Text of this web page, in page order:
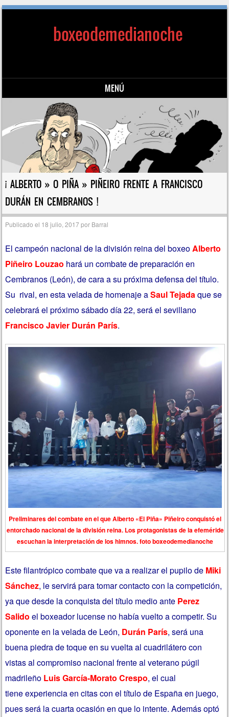
boxeodemedianoche
MENÚ
Saltar al contenido
¡ ALBERTO » O PIÑA » PIÑEIRO FRENTE A FRANCISCO
DURÁN EN CEMBRANOS !
Publicado el 18 julio, 2017por Barral
El campeón nacional de la división reina del boxeoAlberto
Piñeiro Louzao hará un combate de preparación en
Cembranos (León), de cara a su próxima defensa del título.
Su rival, en esta velada de homenaje aSaul Tejadaque se
celebrará el próximo sábado día 22, será el sevillano
Francisco Javier Durán París.
Preliminares del combate en el que Alberto «El Piña» Piñeiro conquistó el
entorchado nacional de la división reina. Los protagonistas de la efeméride
escuchan la interpretación de los himnos.foto boxeodemedianoche
Este filantrópico combate que va a realizar el pupilo de Miki
Sánchez, le servirá para tomar contacto con la competición,
ya que desde la conquista del título medio ante Perez
Salido el boxeador lucense no había vuelto a competir. Su
oponente en la velada de León, Durán París, será una
buena piedra de toque en su vuelta al cuadrilátero con
vistas al compromiso nacional frente al veterano púgil
madrileño Luis García-Morato Crespo, el cual
tiene experiencia en citas con el título de España en juego,
pues será la cuarta ocasión en que lo intente. Además optó